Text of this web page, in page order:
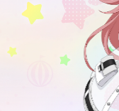
Artist
Game